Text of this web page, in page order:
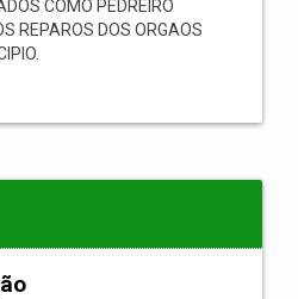
COMO PEDREIRO
REPAROS DOS ORGAOS